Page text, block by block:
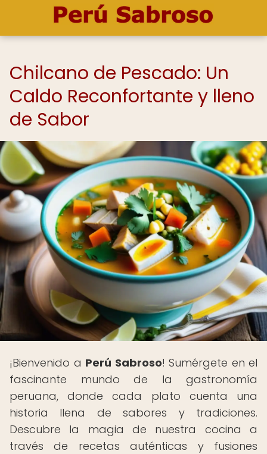
Chilcano de Pescado: Un
Caldo Reconfortante y lleno
de Sabor
¡Bienvenido a Perú Sabroso! Sumérgete en el
fascinante mundo de la gastronomía
peruana, donde cada plato cuenta una
historia llena de sabores y tradiciones.
Descubre la magia de nuestra cocina a
través de recetas auténticas y fusiones